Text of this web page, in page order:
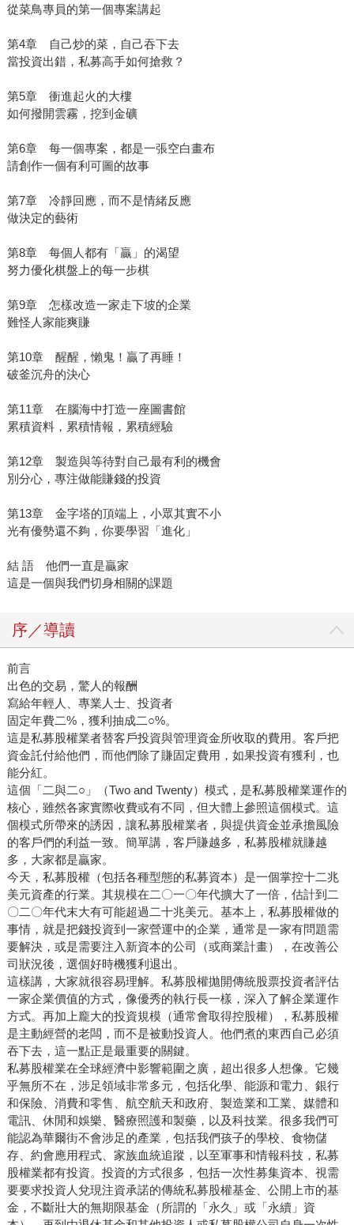
從菜鳥專員的第一個專案講起
第4章 自己炒的菜，自己吞下去
當投資出錯，私募高手如何搶救？
第5章 衝進起火的大樓
如何撥開雲霧，挖到金礦
第6章 每一個專案，都是一張空白畫布
請創作一個有利可圖的故事
第7章 冷靜回應，而不是情緒反應
做決定的藝術
第8章 每個人都有「贏」的渴望
努力優化棋盤上的每一步棋
第9章 怎樣改造一家走下坡的企業
難怪人家能爽賺
第10章 醒醒，懶鬼！贏了再睡！
破釜沉舟的決心
第11章 在腦海中打造一座圖書館
累積資料，累積情報，累積經驗
第12章 製造與等待對自己最有利的機會
別分心，專注做能賺錢的投資
第13章 金字塔的頂端上，小眾其實不小
光有優勢還不夠，你要學習「進化」
結 語 他們一直是贏家
這是一個與我們切身相關的課題
序／導讀
前言
出色的交易，驚人的報酬
寫給年輕人、專業人士、投資者
固定年費二%，獲利抽成二○%。
這是私募股權業者替客戶投資與管理資金所收取的費用。客戶把
資金託付給他們，而他們除了賺固定費用，如果投資有獲利，也
能分紅。
這個「二與二○」（Two and Twenty）模式，是私募股權業運作的
核心，雖然各家實際收費或有不同，但大體上參照這個模式。這
個模式所帶來的誘因，讓私募股權業者，與提供資金並承擔風險
的客戶們的利益一致。簡單講，客戶賺越多，私募股權就賺越
多，大家都是贏家。
今天，私募股權（包括各種型態的私募資本）是一個掌控十二兆
美元資產的行業。其規模在二〇一〇年代擴大了一倍，估計到二
〇二〇年代末大有可能超過二十兆美元。基本上，私募股權做的
事情，就是把錢投資到一家營運中的企業，通常是一家有問題需
要解決，或是需要注入新資本的公司（或商業計畫），在改善公
司狀況後，選個好時機獲利退出。
這樣講，大家就很容易理解。私募股權拋開傳統股票投資者評估
一家企業價值的方式，像優秀的執行長一樣，深入了解企業運作
方式。再加上龐大的投資規模（通常會取得控股權），私募股權
是主動經營的老闆，而不是被動投資人。他們煮的東西自己必須
吞下去，這一點正是最重要的關鍵。
私募股權業在全球經濟中影響範圍之廣，超出很多人想像。它幾
乎無所不在，涉足領域非常多元，包括化學、能源和電力、銀行
和保險、消費和零售、航空航天和政府、製造業和工業、媒體和
電訊、休閒和娛樂、醫療照護和製藥，以及科技業。很多我們可
能認為華爾街不會涉足的產業，包括我們孩子的學校、食物儲
存、約會應用程式、家族血統追蹤，以至軍事和情報科技，私募
股權業都有投資。投資的方式很多，包括一次性募集資本、視需
要要求投資人兌現注資承諾的傳統私募股權基金、公開上市的基
金，不斷壯大的無期限基金（所謂的「永久」或「永續」資